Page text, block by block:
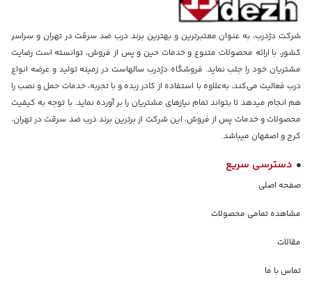
شرکت دژدرب، به عنوان معتبرترین و بهترین برند درب ضد سرقت در تهران و سراسر
کشور، با ارائه محصولات متنوع و خدمات حین و پس از فروش، توانسته است رضایت
مشتریان خود را جلب نماید. فروشگاه دژدرب سالهاست در زمینه تولید و عرضه انواع
درب فعالیت می‌کند، به‌علاوه با استفاده از کادر زبده و با تجربه، خدمات حمل و نصب را
هم انجام میدهد تا بتواند تمام نیازهای مشتریان را بر آورده نماید. با توجه به کیفیت
محصولات و خدمات پس از فروش، این شرکت از برترین برند درب ضد سرقت در تهران،
کرج و اصفهان میباشد.
دسترسی سریع
صفحه اصلی
مشاهده تمامی محصولات
مقالات
تماس با ما